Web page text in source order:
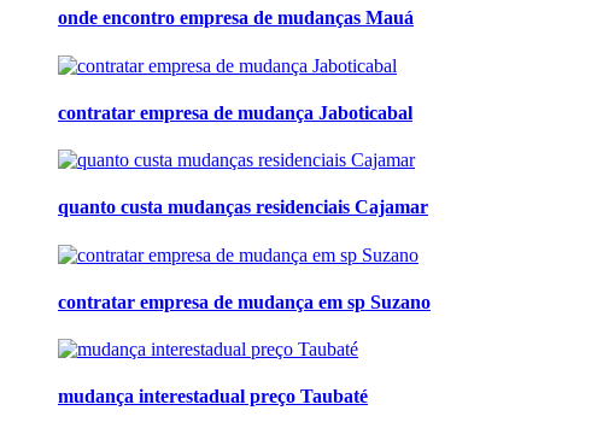
onde encontro empresa de mudanças Mauá
contratar empresa de mudança Jaboticabal
quanto custa mudanças residenciais Cajamar
contratar empresa de mudança em sp Suzano
mudança interestadual preço Taubaté